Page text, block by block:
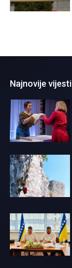
Najnovije vijesti